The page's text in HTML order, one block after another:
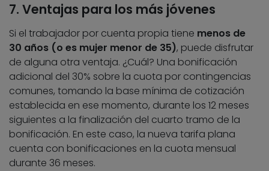
7. Ventajas para los más jóvenes
Si el trabajador por cuenta propia tiene menos de
30 años (o es mujer menor de 35), puede disfrutar
de alguna otra ventaja. ¿Cuál? Una bonificación
adicional del 30% sobre la cuota por contingencias
comunes, tomando la base mínima de cotización
establecida en ese momento, durante los 12 meses
siguientes a la finalización del cuarto tramo de la
bonificación. En este caso, la nueva tarifa plana
cuenta con bonificaciones en la cuota mensual
durante 36 meses.